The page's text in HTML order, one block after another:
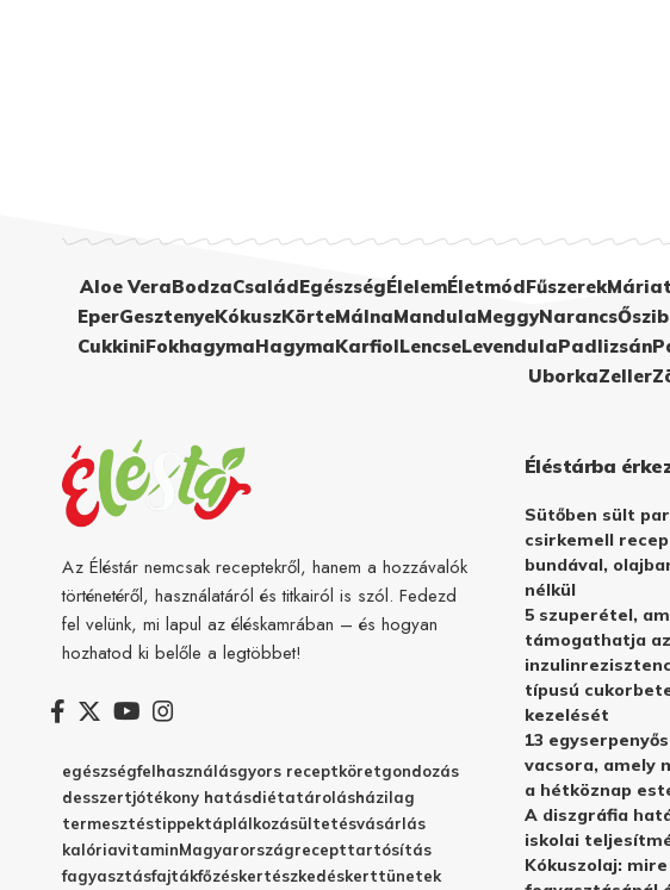
Aloe VeraBodzaCsaládEgészségÉlelemÉletmódFűszerek
EperGesztenyeKókuszKörteMálnaMandulaMeggyNarancs
CukkiniFokhagymaHagymaKarfiolLencseLevendulaPadlizsán
UborkaZeller
Az Éléstár nemcsak receptekről, hanem a hozzávalók
történetéről, használatáról és titkairól is szól. Fedezd
fel velünk, mi lapul az éléskamrában – és hogyan
hozhatod ki belőle a legtöbbet!
egészségfelhasználásgyors receptköretgondozás
desszertjótékony hatásdiétatárolásházilag
termesztéstippektáplálkozásültetésvásárlás
kalóriavitaminMagyarországrecepttartósítás
fagyasztásfajtákfőzéskertészkedéskerttünetek
Éléstárba
Sütőben sült
csirkemell
bundával,
nélkül
5 szuperétel,
támogathatja az
típusú
kezelését
13
vacsora, amely
a hétköznap
A diszgráfia
iskolai
Kókuszolaj: